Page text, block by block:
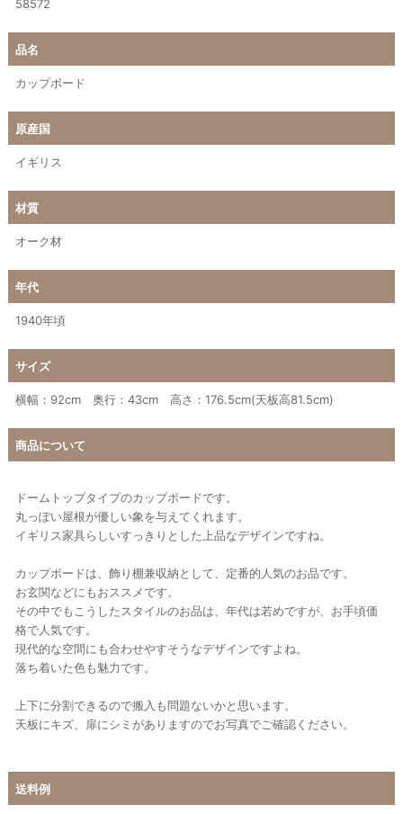
58572
品名
カップボード
原産国
イギリス
材質
オーク材
年代
1940年頃
サイズ
横幅：92cm 奥行：43cm 高さ：176.5cm(天板高81.5cm)
商品について
ドームトップタイプのカップボードです。
丸っぽい屋根が優しい象を与えてくれます。
イギリス家具らしいすっきりとした上品なデザインですね。
カップボードは、飾り棚兼収納として、定番的人気のお品です。
お玄関などにもおススメです。
その中でもこうしたスタイルのお品は、年代は若めですが、お手頃価
格で人気です。
現代的な空間にも合わせやすそうなデザインですよね。
落ち着いた色も魅力です。
上下に分割できるので搬入も問題ないかと思います。
天板にキズ、扉にシミがありますのでお写真でご確認ください。
送料例